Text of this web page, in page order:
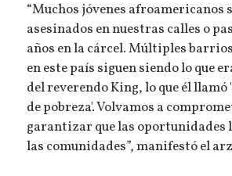
“Muchos jóvenes afroamericanos
asesinados en nuestras calles o
años en la cárcel. Múltiples
en este país siguen siendo lo que
del reverendo King, lo que él
de pobreza'. Volvamos a
garantizar que las oportunidades
las comunidades”, manifestó el